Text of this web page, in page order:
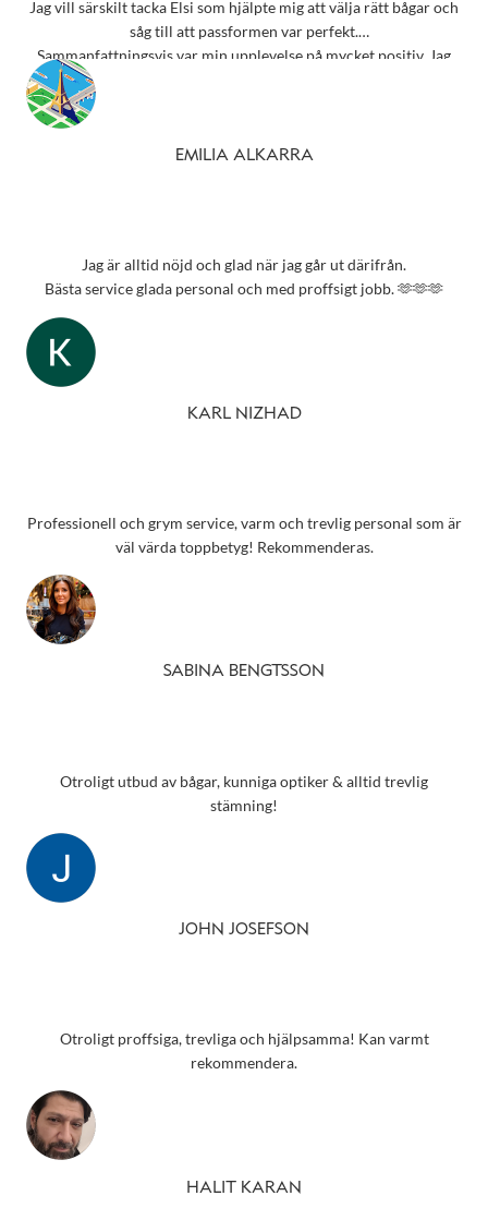
Jag vill särskilt tacka Elsi som hjälpte mig att välja rätt bågar och
såg till att passformen var perfekt.
Sammanfattningsvis var min upplevelse på mycket positiv. Jag
rekommenderar starkt detta ställe till alla som behöver
EMILIA ALKARRA
Jag är alltid nöjd och glad när jag går ut därifrån.
Bästa service glada personal och med proffsigt jobb. 🫶🫶🫶
KARL NIZHAD
Professionell och grym service, varm och trevlig personal som är
väl värda toppbetyg! Rekommenderas.
SABINA BENGTSSON
Otroligt utbud av bågar, kunniga optiker & alltid trevlig
stämning!
JOHN JOSEFSON
Otroligt proffsiga, trevliga och hjälpsamma! Kan varmt
rekommendera.
HALIT KARAN